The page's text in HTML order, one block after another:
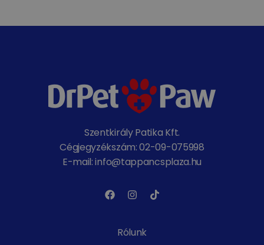
Szentkirály Patika Kft.
Cégjegyzékszám: 02-09-075998
E-mail: info@tappancsplaza.hu
Rólunk